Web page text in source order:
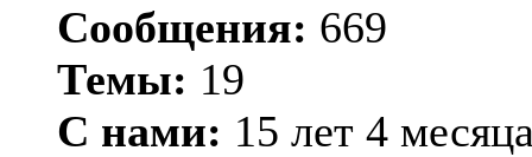
Сообщения: 669
Темы: 19
С нами: 15 лет 4